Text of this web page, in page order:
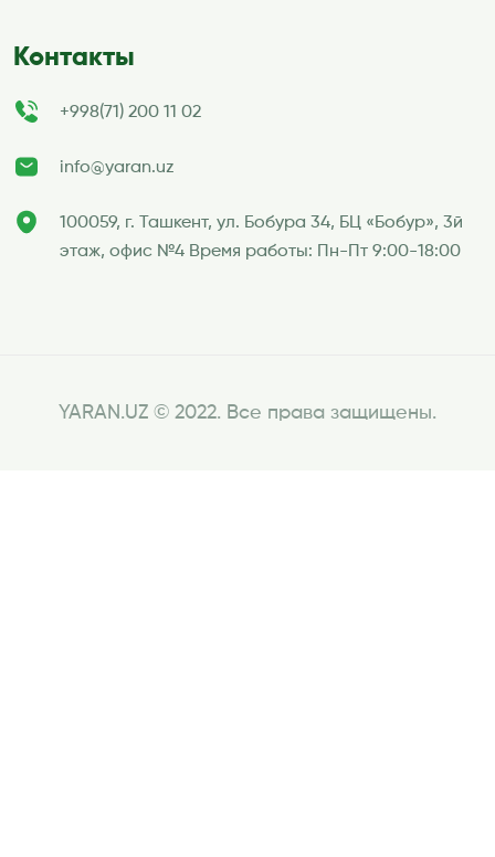
Контакты
+998(71) 200 11 02
info@yaran.uz
100059, г. Ташкент, ул. Бобура 34, БЦ «Бобур», 3й
этаж, офис №4 Время работы: Пн-Пт 9:00-18:00
YARAN.UZ © 2022. Все права защищены.